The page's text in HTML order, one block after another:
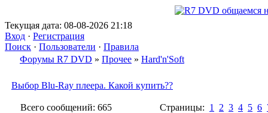
Текущая дата: 08-08-2026 21:18
Вход · Регистрация
Поиск · Пользователи · Правила
Форумы R7 DVD » Прочее » Hard'n'Soft
Выбор Blu-Ray плеера. Какой купить??
Всего сообщений: 665 Страницы: 1 2 3 4 5 6